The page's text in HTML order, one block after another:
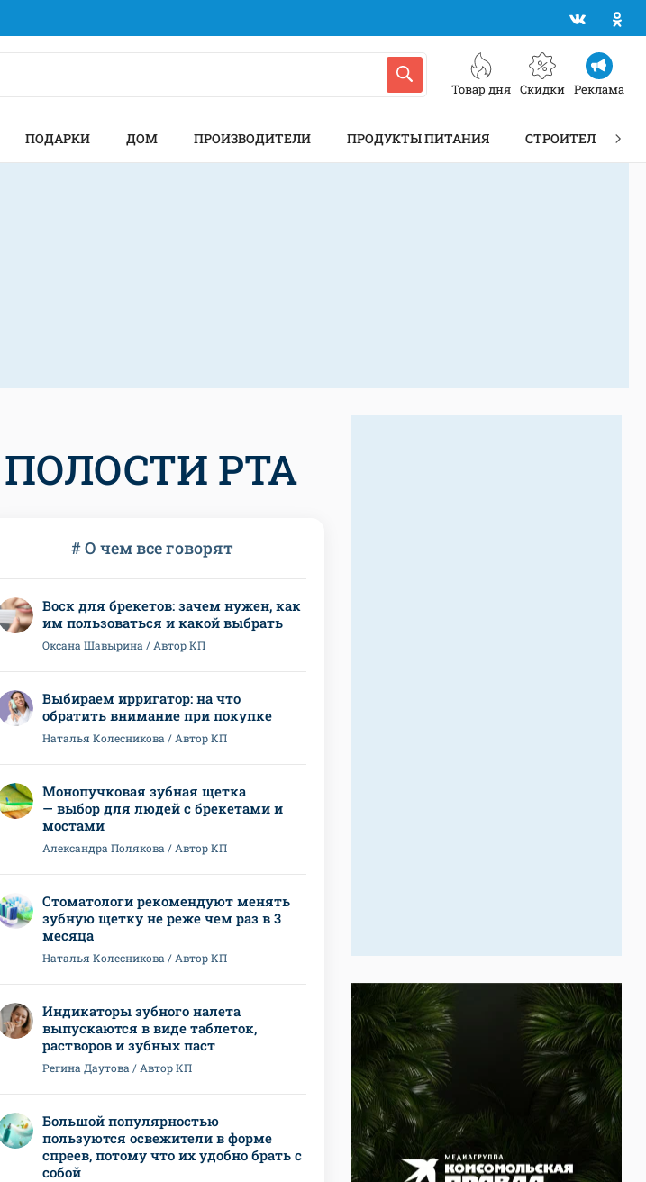
Товар дня Скидки Реклама
ПОДАРКИ ДОМ ПРОИЗВОДИТЕЛИ ПРОДУКТЫ ПИТАНИЯ СТРОИТЕЛЬСТВО
РТА
# О чем все говорят
Воск для брекетов: зачем нужен, как
им пользоваться и какой выбрать
Оксана Шавырина / Автор КП
Выбираем ирригатор: на что
обратить внимание при покупке
Наталья Колесникова / Автор КП
Монопучковая зубная щетка
— выбор для людей с брекетами и
мостами
Александра Полякова / Автор КП
Стоматологи рекомендуют менять
зубную щетку не реже чем раз в 3
месяца
Наталья Колесникова / Автор КП
Индикаторы зубного налета
выпускаются в виде таблеток,
растворов и зубных паст
Регина Даутова / Автор КП
Большой популярностью
пользуются освежители в форме
спреев, потому что их удобно брать с
собой